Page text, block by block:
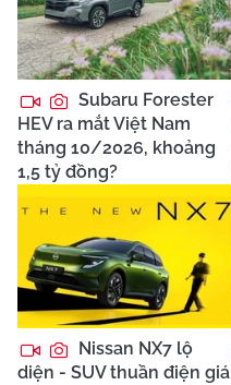
Subaru Forester
HEV ra mắt Việt Nam
tháng 10/2026, khoảng
1,5 tỷ đồng?
Nissan NX7 lộ
diện - SUV thuần điện giá